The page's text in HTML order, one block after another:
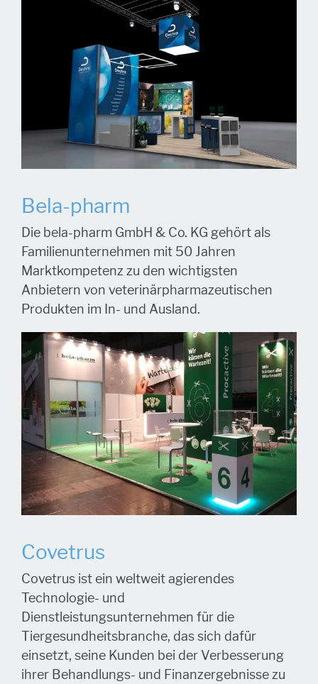
Bela-pharm
Die bela-pharm GmbH & Co. KG gehört als
Familienunternehmen mit 50 Jahren
Marktkompetenz zu den wichtigsten
Anbietern von veterinärpharmazeutischen
Produkten im In- und Ausland.
Covetrus
Covetrus ist ein weltweit agierendes
Technologie- und
Dienstleistungsunternehmen für die
Tiergesundheitsbranche, das sich dafür
einsetzt, seine Kunden bei der Verbesserung
ihrer Behandlungs- und Finanzergebnisse zu